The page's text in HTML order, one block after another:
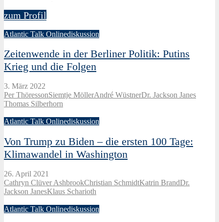
zum Profil
Atlantic Talk Onlinediskussion
Zeitenwende in der Berliner Politik: Putins
Krieg und die Folgen
3. März 2022
Per ThöressonSiemtje MöllerAndré WüstnerDr. Jackson Janes
Thomas Silberhorn
Atlantic Talk Onlinediskussion
Von Trump zu Biden – die ersten 100 Tage:
Klimawandel in Washington
26. April 2021
Cathryn Clüver AshbrookChristian SchmidtKatrin BrandDr.
Jackson JanesKlaus Scharioth
Atlantic Talk Onlinediskussion